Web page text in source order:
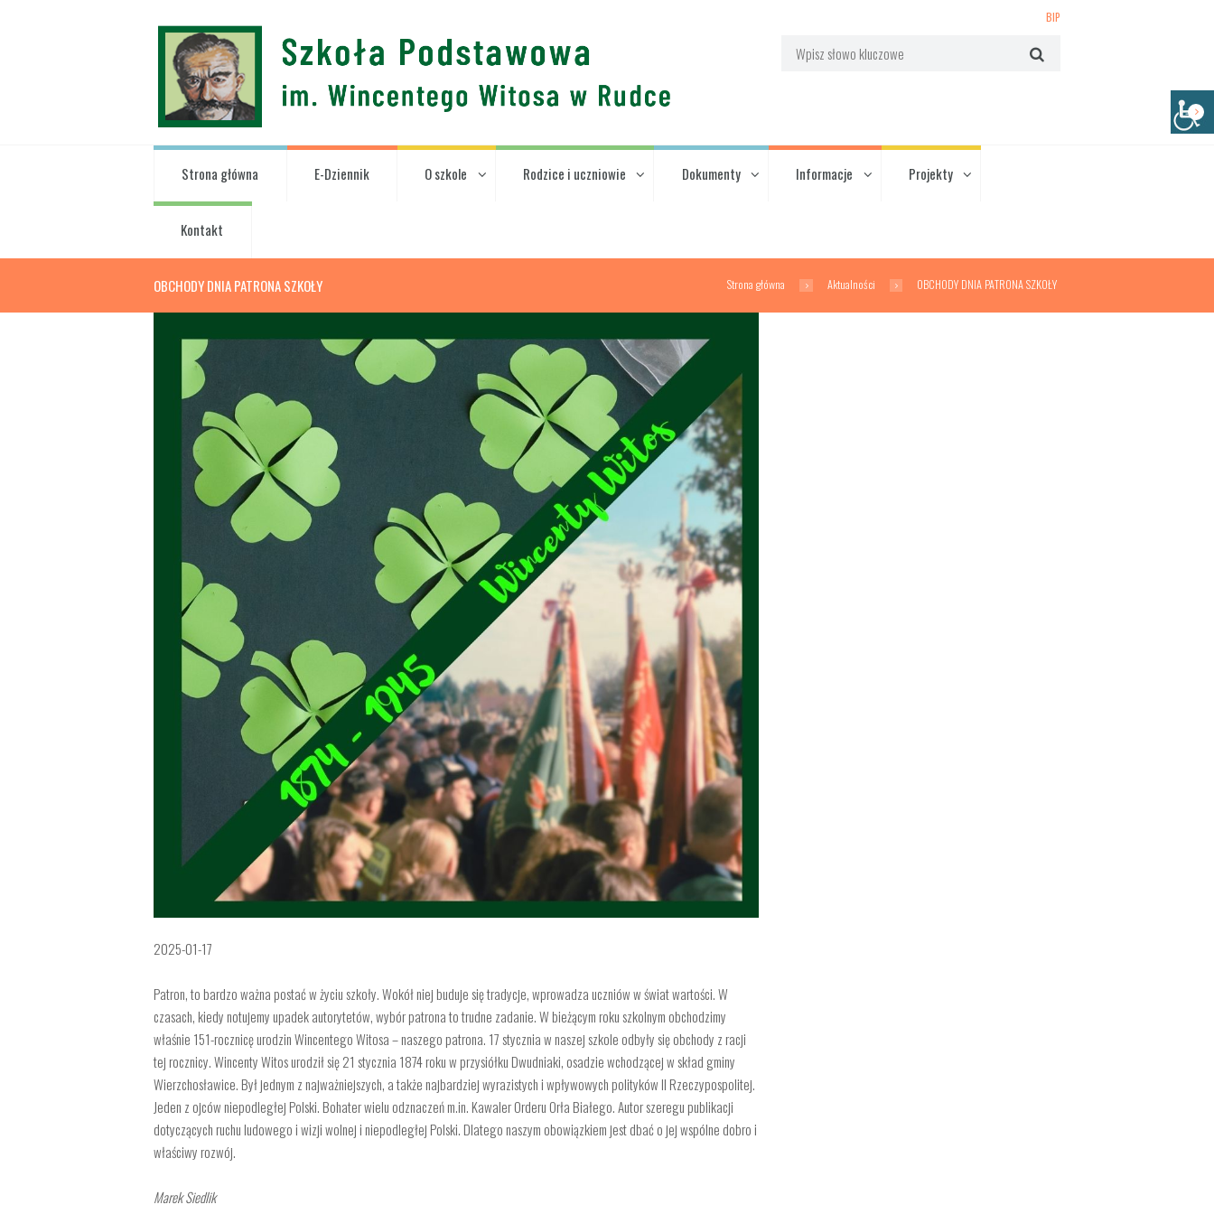
BIP
Strona główna E-Dziennik O szkole Rodzice i uczniowie Dokumenty Informacje Projekty
Kontakt
OBCHODY DNIA PATRONA SZKOŁY Strona główna Aktualności OBCHODY DNIA PATRONA SZKOŁY
2025-01-17
Patron, to bardzo ważna postać w życiu szkoły. Wokół niej buduje się tradycje, wprowadza uczniów w świat wartości. W
czasach, kiedy notujemy upadek autorytetów, wybór patrona to trudne zadanie. W bieżącym roku szkolnym obchodzimy
właśnie 151-rocznicę urodzinWincentego Witosa – naszego patrona. 17 stycznia w naszej szkole odbyły się obchody z racji
tej rocznicy. Wincenty Witos urodził się 21 stycznia 1874 roku w przysiółku Dwudniaki, osadzie wchodzącej w skład gminy
Wierzchosławice. Był jednym z najważniejszych, a także najbardziej wyrazistych i wpływowych polityków II Rzeczypospolitej.
Jeden z ojców niepodległej Polski. Bohater wielu odznaczeń m.in. Kawaler Orderu Orła Białego. Autor szeregu publikacji
dotyczących ruchu ludowego i wizji wolnej i niepodległej Polski. Dlatego naszym obowiązkiem jest dbać o jej wspólne dobro i
właściwy rozwój.
Marek Siedlik